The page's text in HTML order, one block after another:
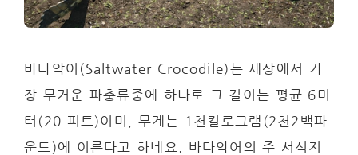
바다악어(Saltwater Crocodile)는 세상에서 가
장 무거운 파충류중에 하나로 그 길이는 평균 6미
터(20 피트)이며, 무게는 1천킬로그램(2천2백파
운드)에 이른다고 하네요. 바다악어의 주 서식지